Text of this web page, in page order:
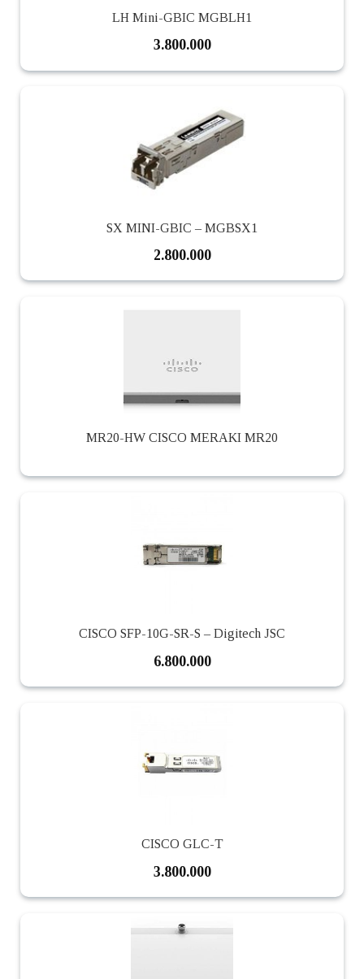
LH Mini-GBIC MGBLH1
3.800.000
SX MINI-GBIC – MGBSX1
2.800.000
MR20-HW CISCO MERAKI MR20
CISCO SFP-10G-SR-S – Digitech JSC
6.800.000
CISCO GLC-T
3.800.000